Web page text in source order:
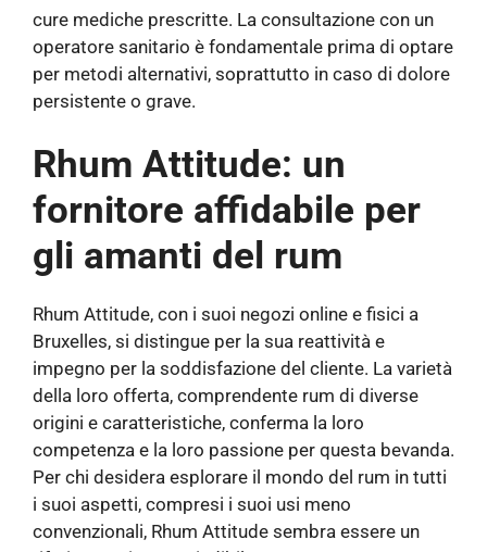
cure mediche prescritte. La consultazione con un
operatore sanitario è fondamentale prima di optare
per metodi alternativi, soprattutto in caso di dolore
persistente o grave.
Rhum Attitude: un
fornitore affidabile per
gli amanti del rum
Rhum Attitude, con i suoi negozi online e fisici a
Bruxelles, si distingue per la sua reattività e
impegno per la soddisfazione del cliente. La varietà
della loro offerta, comprendente rum di diverse
origini e caratteristiche, conferma la loro
competenza e la loro passione per questa bevanda.
Per chi desidera esplorare il mondo del rum in tutti
i suoi aspetti, compresi i suoi usi meno
convenzionali, Rhum Attitude sembra essere un